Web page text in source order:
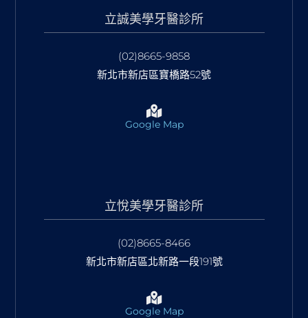
立誠美學牙醫診所
(02)8665-9858
新北市新店區寶橋路52號
Google Map
立悅美學牙醫診所
(02)8665-8466
新北市新店區北新路一段191號
Google Map